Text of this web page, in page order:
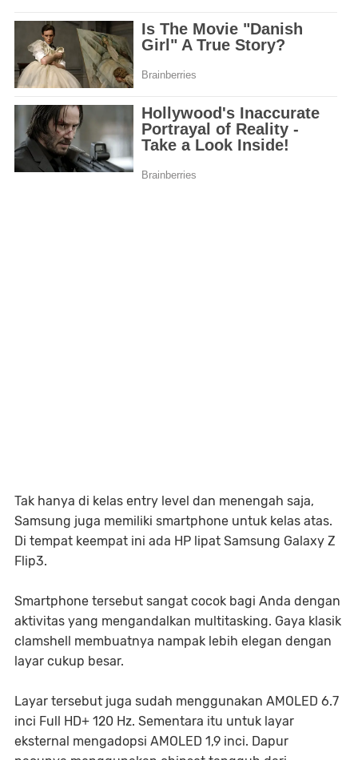
Tak hanya di kelas entry level dan menengah saja,
Samsung juga memiliki smartphone untuk kelas atas.
Di tempat keempat ini ada HP lipat Samsung Galaxy Z
Flip3.
Smartphone tersebut sangat cocok bagi Anda dengan
aktivitas yang mengandalkan multitasking. Gaya klasik
clamshell membuatnya nampak lebih elegan dengan
layar cukup besar.
Layar tersebut juga sudah menggunakan AMOLED 6.7
inci Full HD+ 120 Hz. Sementara itu untuk layar
eksternal mengadopsi AMOLED 1,9 inci. Dapur